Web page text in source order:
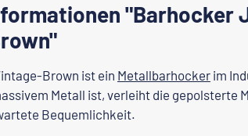
"Barhocker
Brown ist ein Metallbarhocker im
Metall ist, verleiht die gepolsterte
Bequemlichkeit.